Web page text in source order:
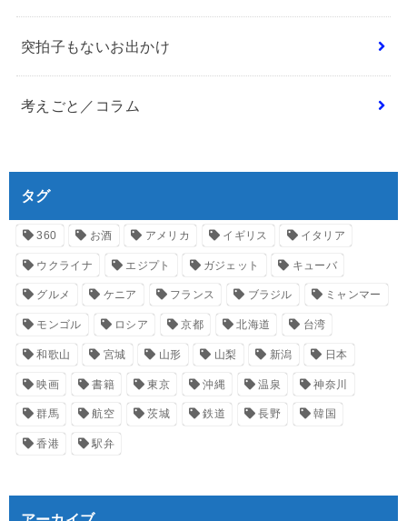
突拍子もないお出かけ
考えごと／コラム
タグ
360 お酒 アメリカ イギリス イタリア
ウクライナ エジプト ガジェット キューバ
グルメ ケニア フランス ブラジル ミャンマー
モンゴル ロシア 京都 北海道 台湾
和歌山 宮城 山形 山梨 新潟 日本
映画 書籍 東京 沖縄 温泉 神奈川
群馬 航空 茨城 鉄道 長野 韓国
香港 駅弁